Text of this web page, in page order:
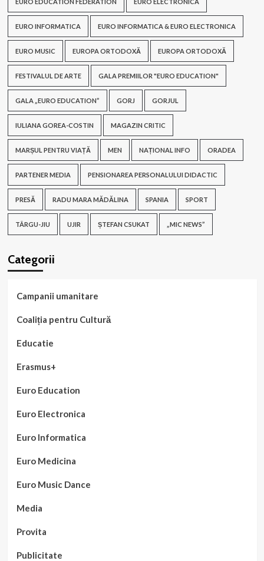
EURO INFORMATICA EURO INFORMATICA & EURO ELECTRONICA
EURO MUSIC EUROPA ORTODOXĂ EUROPA ORTODOXĂ
FESTIVALUL DE ARTE GALA PREMIILOR "EURO EDUCATION"
GALA „EURO EDUCATION” GORJ GORJUL
IULIANA GOREA-COSTIN MAGAZIN CRITIC
MARȘUL PENTRU VIAȚĂ MEN NAȚIONAL INFO ORADEA
PARTENER MEDIA PENSIONAREA PERSONALULUI DIDACTIC
PRESĂ RADU MARA MĂDĂLINA SPANIA SPORT
TÂRGU-JIU UJIR ȘTEFAN CSUKAT „MIC NEWS”
Categorii
Campanii umanitare
Coaliția pentru Cultură
Educatie
Erasmus+
Euro Education
Euro Electronica
Euro Informatica
Euro Medicina
Euro Music Dance
Media
Provita
Publicitate